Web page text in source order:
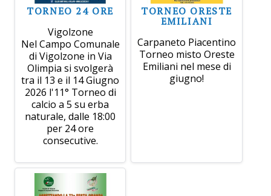
TORNEO 24 ORE
Vigolzone
Nel Campo Comunale
di Vigolzone in Via
Olimpia si svolgerà
tra il 13 e il 14 Giugno
2026 l'11° Torneo di
calcio a 5 su erba
naturale, dalle 18:00
per 24 ore
consecutive.
TORNEO ORESTE
EMILIANI
Carpaneto Piacentino
Torneo misto Oreste
Emiliani nel mese di
giugno!